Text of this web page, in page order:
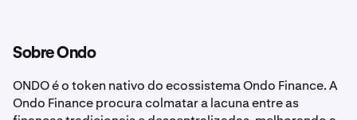
Sobre Ondo
ONDO é o token nativo do ecossistema Ondo Finance. A
Ondo Finance procura colmatar a lacuna entre as